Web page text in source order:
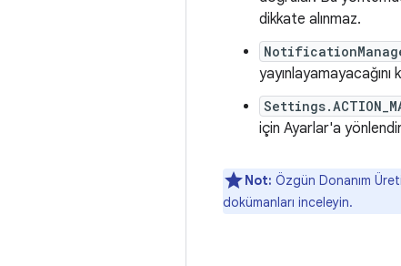
dikkate alınmaz.
için Ayarlar'a
Not: Özgün Donanım
dokümanları inceleyin.